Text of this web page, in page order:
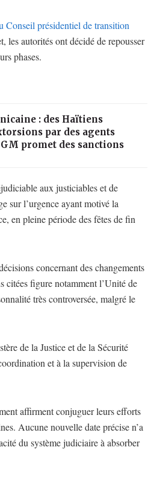
Conseil présidentiel de transition
autorités ont décidé de repousser
phases.
: des Haïtiens
par des agents
promet des sanctions
aux justiciables et de
sur l’urgence ayant motivé la
en pleine période des fêtes de fin
concernant des changements
citées figure notamment l’Unité de
très controversée, malgré le
de la Justice et de la Sécurité
et à la supervision de
affirment conjuguer leurs efforts
Aucune nouvelle date précise n’a
du système judiciaire à absorber